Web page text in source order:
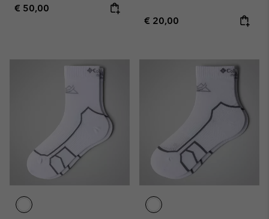
Regular price:
€ 50,00
Regular price:
€ 20,00